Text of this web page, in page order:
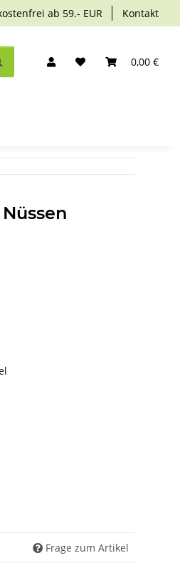
ab 59.- EUR Kontakt
0,00 €
Frage zum Artikel